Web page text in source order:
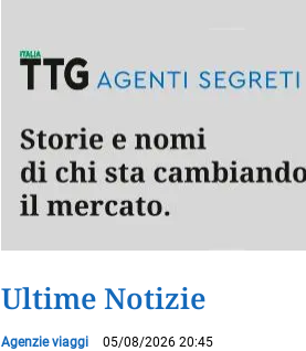
Ultime Notizie
Agenzie viaggi 05/08/2026 20:45